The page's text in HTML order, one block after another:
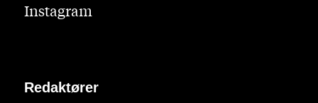
Instagram
Redaktører